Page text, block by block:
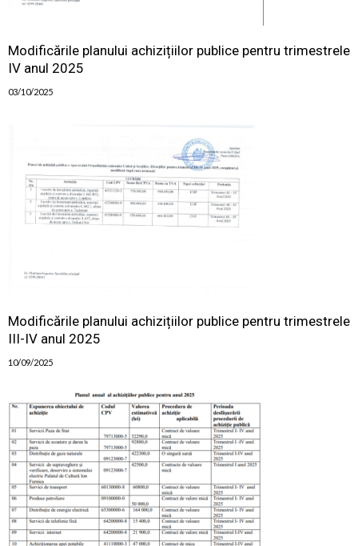
Modificările planului achizițiilor publice pentru trimestrele
IV anul 2025
03/10/2025
Modificările planului achizițiilor publice pentru trimestrele
III-IV anul 2025
10/09/2025